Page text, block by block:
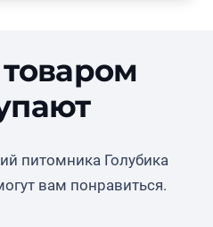
питомника Голубика
вам понравиться.